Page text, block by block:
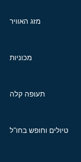
מזג האוויר
מכוניות
תעופה קלה
טיולים וחופש בחו"ל